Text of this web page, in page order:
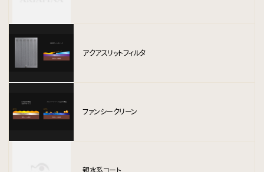
アクアスリットフィルタ
ファンシークリーン